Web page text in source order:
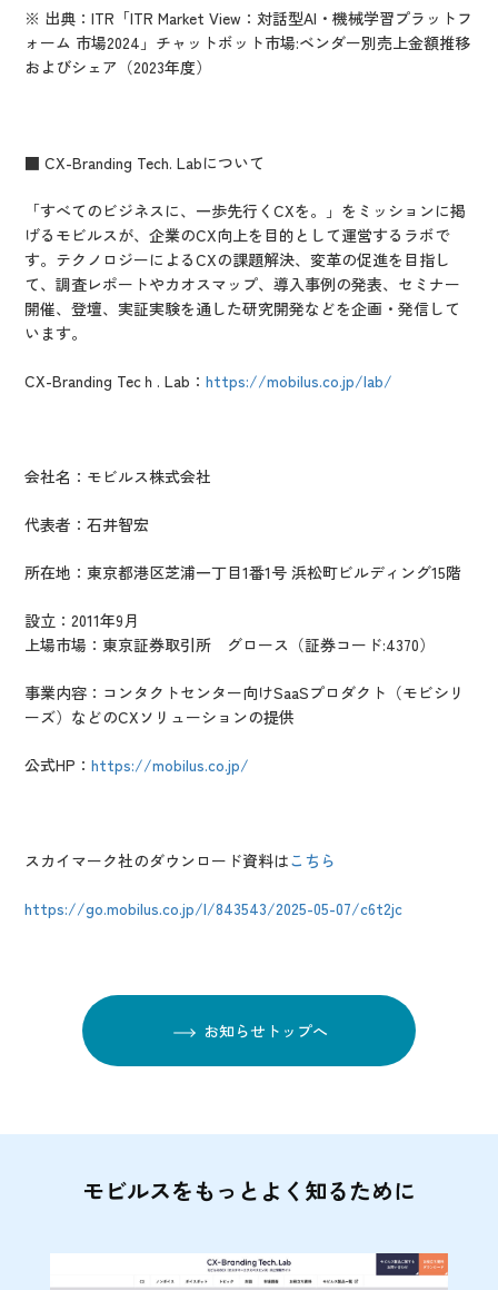
※ 出典：ITR「ITR Market View：対話型AI・機械学習プラットフ
ォーム 市場2024」チャットボット市場:ベンダー別売上金額推移
およびシェア（2023年度）
■ CX-Branding Tech. Labについて
「すべてのビジネスに、一歩先行くCXを。」をミッションに掲
げるモビルスが、企業のCX向上を目的として運営するラボで
す。テクノロジーによるCXの課題解決、変革の促進を目指し
て、調査レポートやカオスマップ、導入事例の発表、セミナー
開催、登壇、実証実験を通した研究開発などを企画・発信して
います。
CX-Branding Tecｈ. Lab：https://mobilus.co.jp/lab/
会社名：モビルス株式会社
代表者：石井智宏
所在地：東京都港区芝浦一丁目1番1号 浜松町ビルディング15階
設立：2011年9月
上場市場：東京証券取引所 グロース（証券コード:4370）
事業内容：コンタクトセンター向けSaaSプロダクト（モビシリ
ーズ）などのCXソリューションの提供
公式HP：https://mobilus.co.jp/
スカイマーク社のダウンロード資料はこちら
https://go.mobilus.co.jp/l/843543/2025-05-07/c6t2jc
お知らせトップへ
モビルスをもっとよく知るために